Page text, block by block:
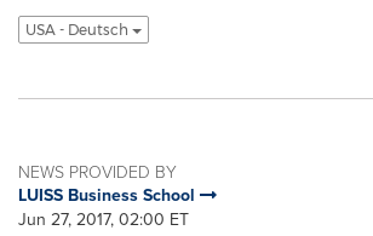
USA - Deutsch
NEWS PROVIDED BY
LUISS Business School
Jun 27, 2017, 02:00 ET